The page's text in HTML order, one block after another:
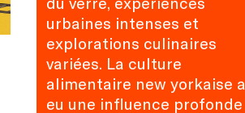
urbaines intenses et
explorations culinaires
variées. La culture
alimentaire new yorkaise a
eu une influence profonde